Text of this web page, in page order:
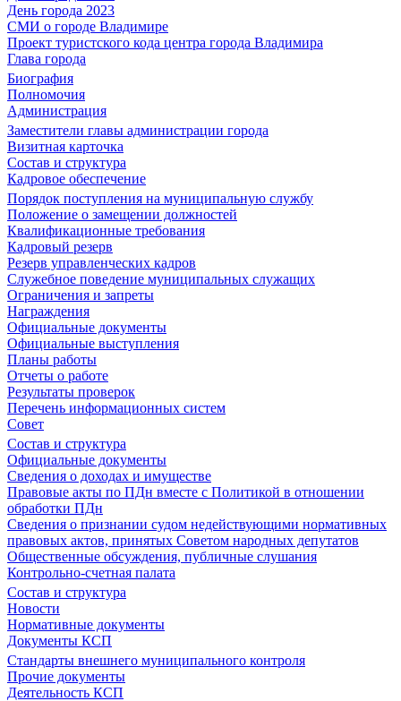
День города 2023
СМИ о городе Владимире
Проект туристского кода центра города Владимира
Глава города
Биография
Полномочия
Администрация
Заместители главы администрации города
Визитная карточка
Состав и структура
Кадровое обеспечение
Порядок поступления на муниципальную службу
Положение о замещении должностей
Квалификационные требования
Кадровый резерв
Резерв управленческих кадров
Служебное поведение муниципальных служащих
Ограничения и запреты
Награждения
Официальные документы
Официальные выступления
Планы работы
Отчеты о работе
Результаты проверок
Перечень информационных систем
Совет
Состав и структура
Официальные документы
Сведения о доходах и имуществе
Правовые акты по ПДн вместе с Политикой в отношении
обработки ПДн
Сведения о признании судом недействующими нормативных
правовых актов, принятых Советом народных депутатов
Общественные обсуждения, публичные слушания
Контрольно-счетная палата
Состав и структура
Новости
Нормативные документы
Документы КСП
Стандарты внешнего муниципального контроля
Прочие документы
Деятельность КСП